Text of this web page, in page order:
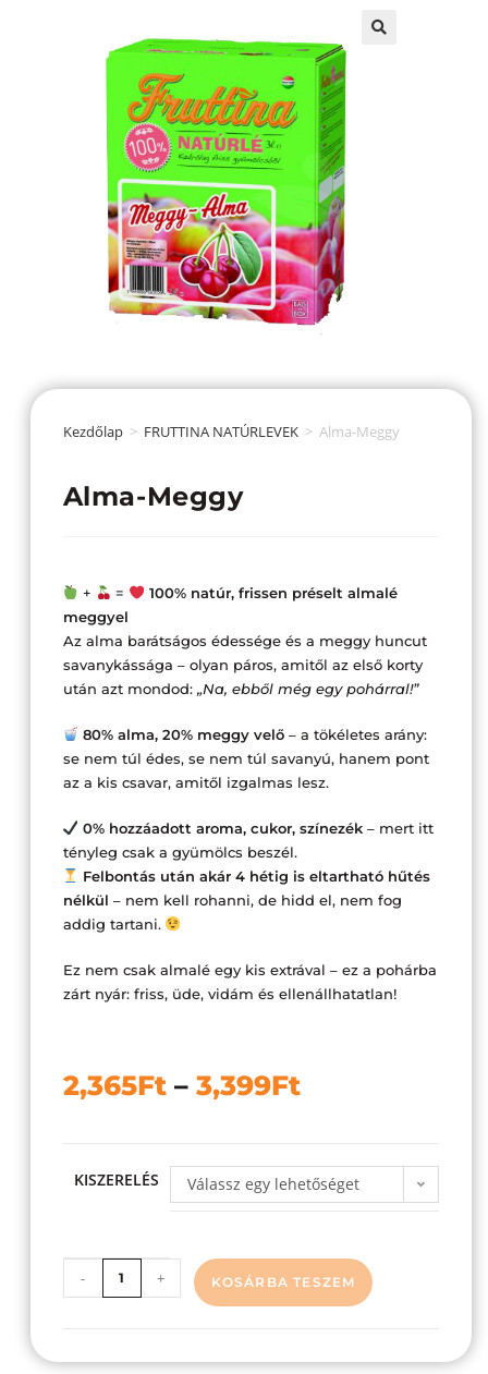
Kezdőlap > FRUTTINA NATÚRLEVEK > Alma-Meggy
Alma-Meggy
+ =
100% natúr, frissen préselt almalé
meggyel
Az alma barátságos édessége és a meggy huncut
savanykássága – olyan páros, amitől az első korty
után azt mondod: „Na, ebből még egy pohárral!”
80% alma, 20% meggy velő– a tökéletes arány:
se nem túl édes, se nem túl savanyú, hanem pont
az a kis csavar, amitől izgalmas lesz.
0% hozzáadott aroma, cukor, színezék– mert itt
tényleg csak a gyümölcs beszél.
Felbontás után akár 4 hétig is eltartható hűtés
nélkül – nem kell rohanni, de hidd el, nem fog
addig tartani.
Ez nem csak almalé egy kis extrával – ez a pohárba
zárt nyár: friss, üde, vidám és ellenállhatatlan!
2,365Ft– 3,399Ft
KISZERELÉS Válassz egy lehetőséget
- + KOSÁRBA TESZEM